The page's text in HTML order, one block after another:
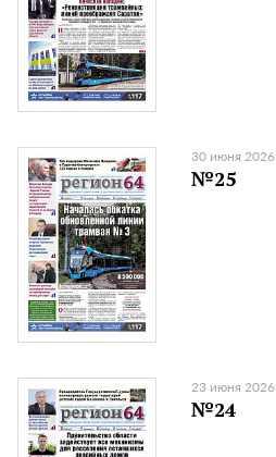
30 июня 2026
№25
23 июня 2026
№24